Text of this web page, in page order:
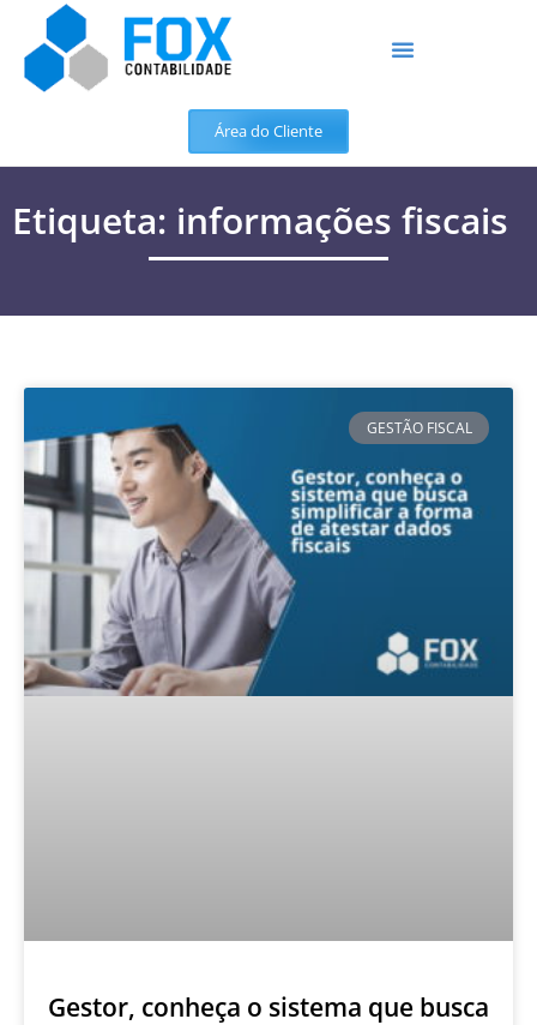
Área do Cliente
Etiqueta: informações fiscais
GESTÃO FISCAL
Gestor, conheça o sistema que busca